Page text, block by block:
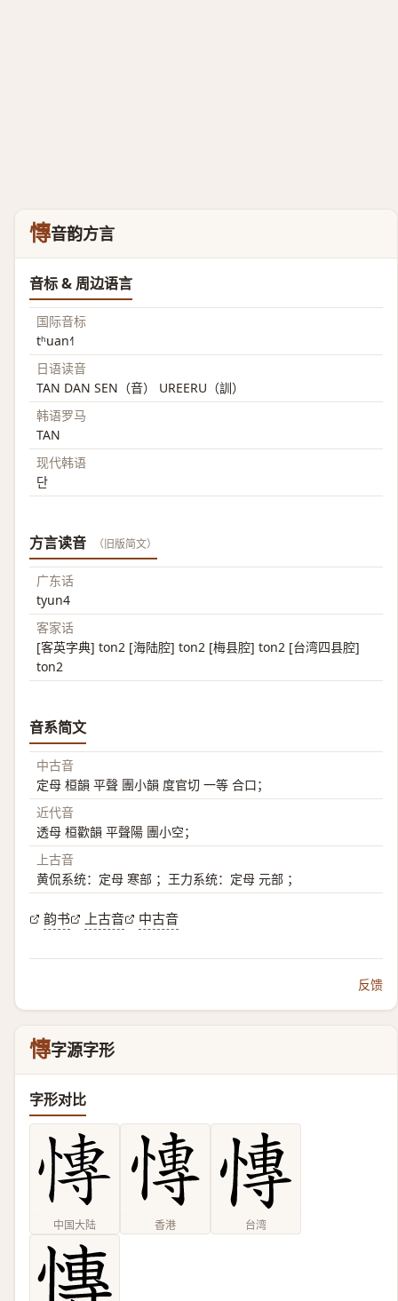
慱音韵方言
音标 & 周边语言
国际音标
tʰuan˧˥
日语读音
TAN DAN SEN（音） UREERU（訓）
韩语罗马
TAN
现代韩语
단
方言读音 （旧版简文）
广东话
tyun4
客家话
[客英字典] ton2 [海陆腔] ton2 [梅县腔] ton2 [台湾四县腔]
ton2
音系简文
中古音
定母 桓韻 平聲 團小韻 度官切 一等 合口；
近代音
透母 桓歡韻 平聲陽 團小空；
上古音
黄侃系统：定母 寒部 ；王力系统：定母 元部 ；
韵书 上古音 中古音
反馈
慱字源字形
字形对比
中国大陆 香港 台湾